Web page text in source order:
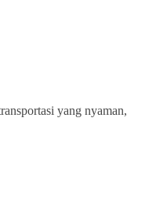
yang nyaman,